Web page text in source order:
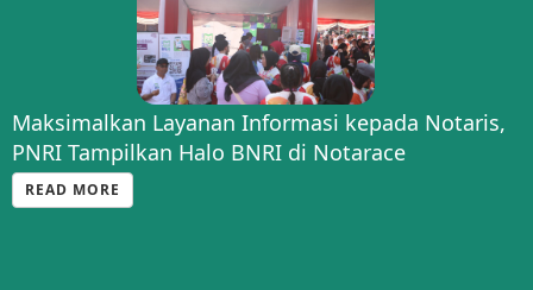
Maksimalkan Layanan Informasi kepada Notaris,
PNRI Tampilkan Halo BNRI di Notarace
READ MORE